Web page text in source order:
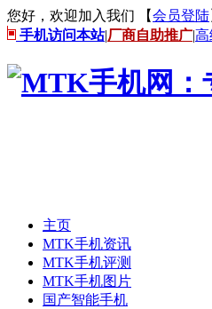
您好，欢迎加入我们 【会员登陆
手机访问本站|厂商自助推广|高
主页
MTK手机资讯
MTK手机评测
MTK手机图片
国产智能手机